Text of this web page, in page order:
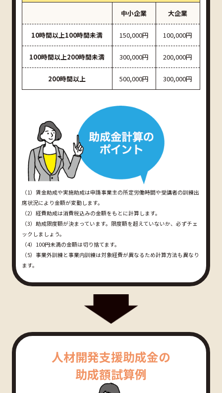
中小企業 大企業
10時間以上100時間未満 150,000円 100,000円
100時間以上200時間未満 300,000円 200,000円
200時間以上 500,000円 300,000円
（1）賃金助成や実施助成は申請事業主の所定労働時間や受講者の訓練出
席状況により金額が変動します。
（2）経費助成は消費税込みの金額をもとに計算します。
（3）助成限度額が決まっています。限度額を超えていないか、必ずチェ
ックしましょう。
（4）100円未満の金額は切り捨てます。
（5）事業外訓練と事業内訓練は対象経費が異なるため計算方法も異なり
ます。
人材開発支援助成金の
助成額試算例